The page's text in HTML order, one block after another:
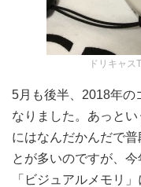
ドリキャス
5月も後半、2018年の
なりました。あっと
にはなんだかんだで
とが多いのですが、
「ビジュアルメモリ